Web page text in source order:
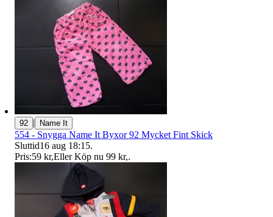
92 | Name It
554 - Snygga Name It Byxor 92 Mycket Fint Skick
Sluttid16 aug 18:15.
Pris:59 kr,Eller Köp nu 99 kr,.